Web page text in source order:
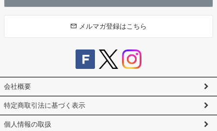
へ
メルマガ登録はこちら
会社概要
特定商取引法に基づく表示
個人情報の取扱